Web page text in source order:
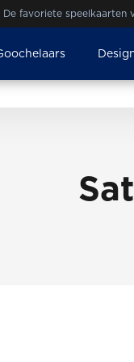
De favoriete speelkaarten